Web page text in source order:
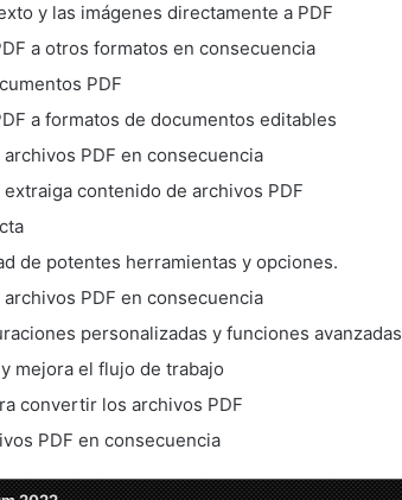
y las imágenes directamente a PDF
a otros formatos en consecuencia
PDF
a formatos de documentos editables
PDF en consecuencia
contenido de archivos PDF
de potentes herramientas y opciones.
PDF en consecuencia
personalizadas y funciones avanzadas
mejora el flujo de trabajo
convertir los archivos PDF
PDF en consecuencia